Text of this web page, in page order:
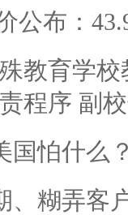
公布：
教育学
程序 副
国怕什么
、糊弄客